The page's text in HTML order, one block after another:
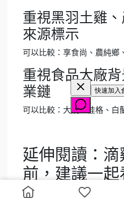
重視黑羽土雞
來源標示
可以比較：享食尚、農純鄉
重視食品大廠
業鏈
可以比較：大成、桂格、白
延伸閱讀：
前，建議一
若你還在比較滴雞精功效、